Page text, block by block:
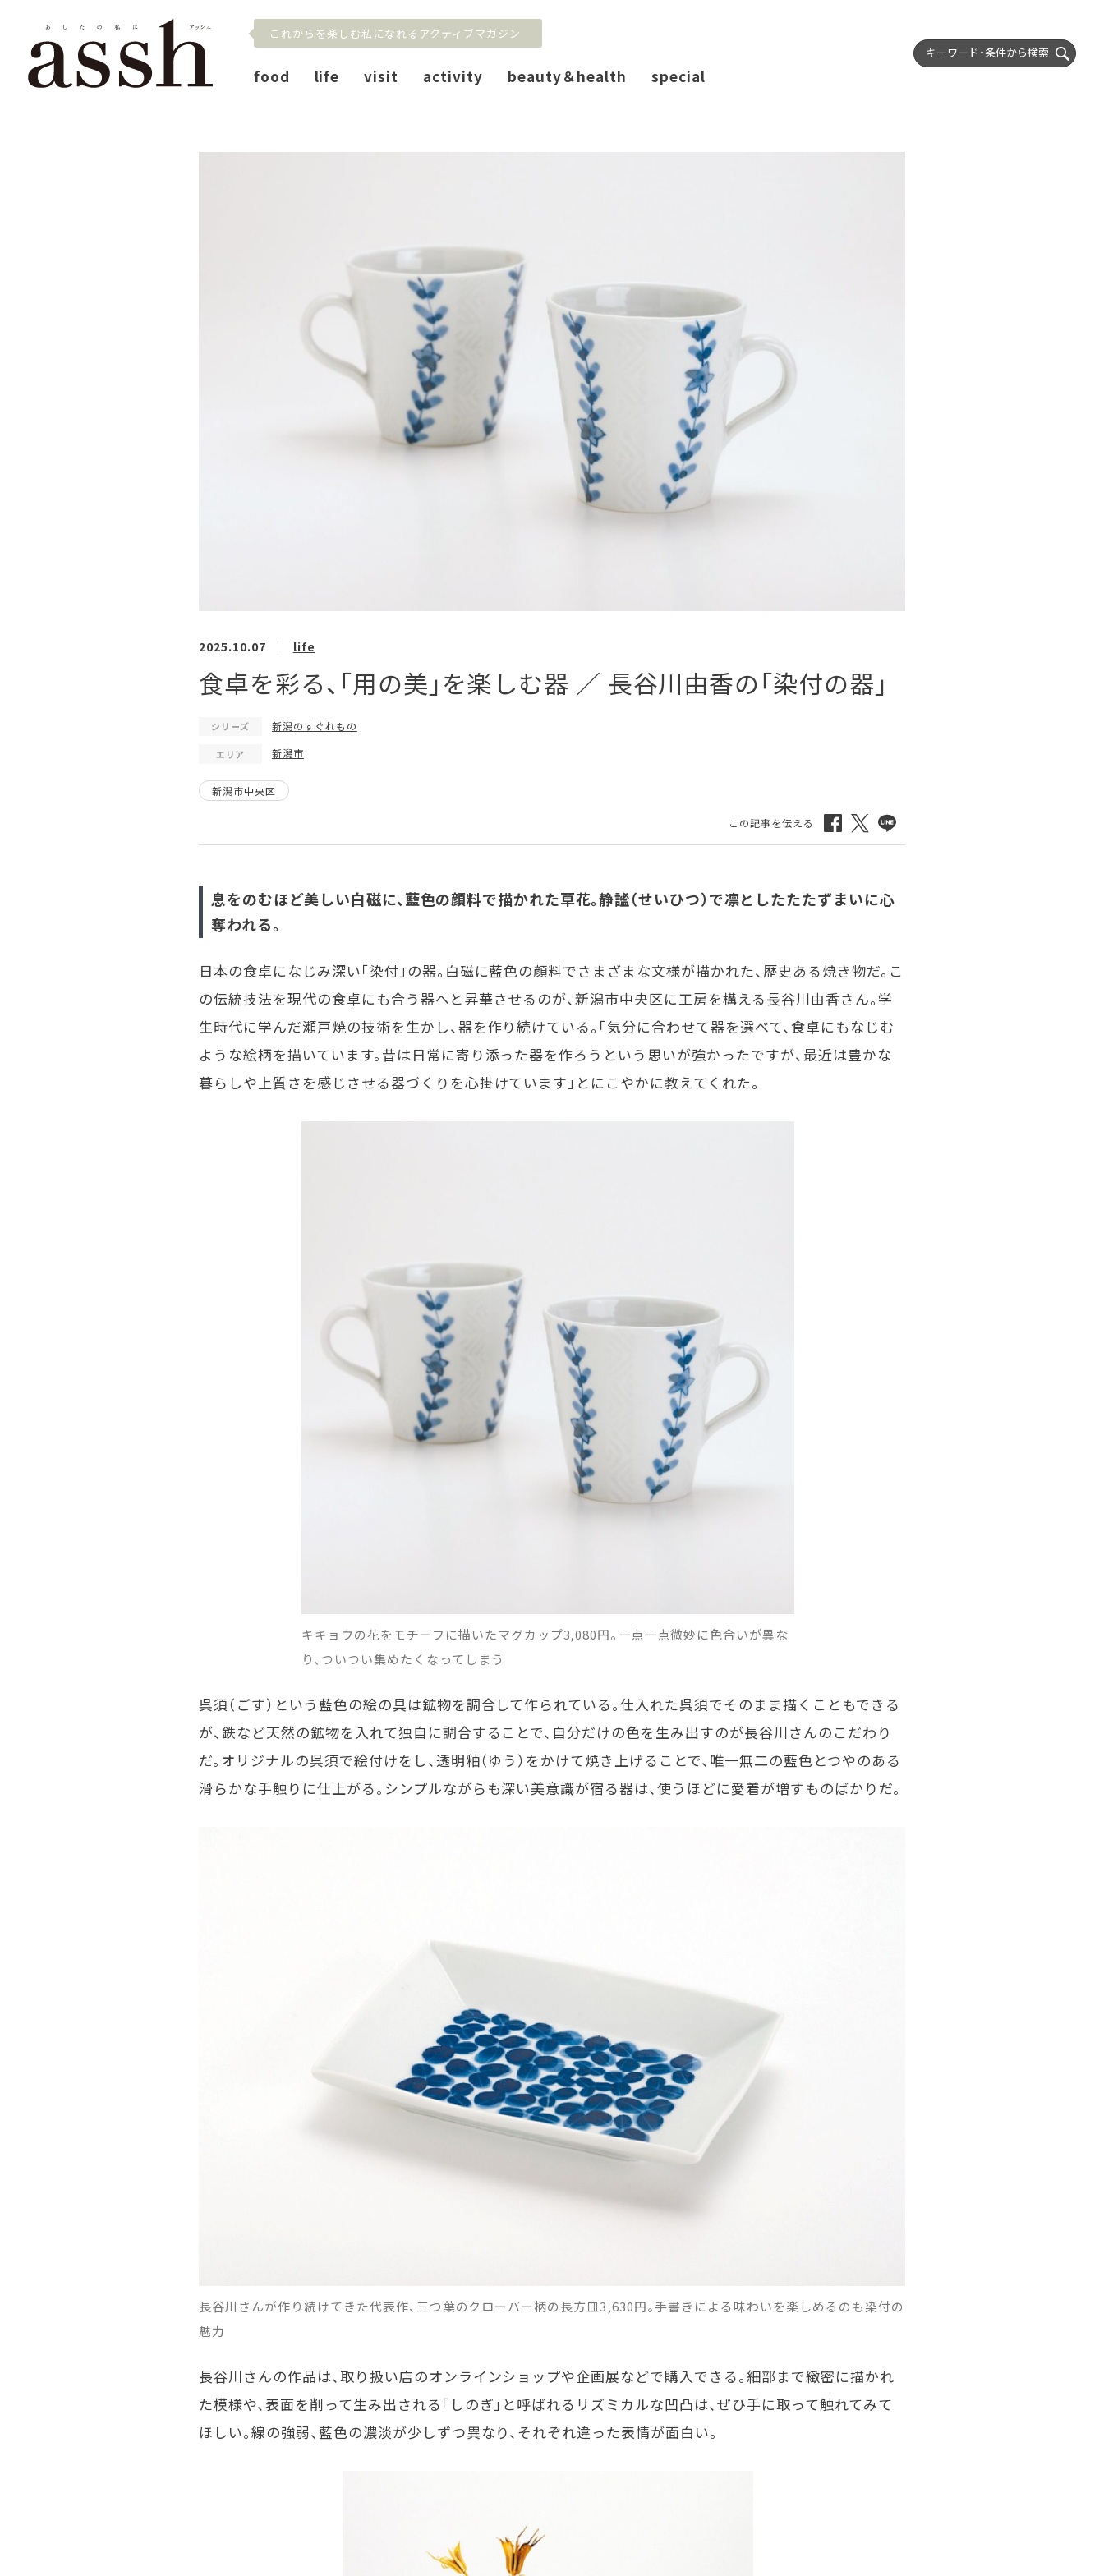
これからを楽しむ私になれるアクティブマガジン
food life visit activity beauty＆health special
キーワード・条件から検索
2025.10.07 life
食卓を彩る、「用の美」を楽しむ器 ／ 長谷川由香の「染付の器」
シリーズ 新潟のすぐれもの
エリア 新潟市
新潟市中央区
息をのむほど美しい白磁に、藍色の顔料で描かれた草花。静謐（せいひつ）で凛としたたたずまいに心
奪われる。
日本の食卓になじみ深い「染付」の器。白磁に藍色の顔料でさまざまな文様が描かれた、歴史ある焼き物だ。こ
の伝統技法を現代の食卓にも合う器へと昇華させるのが、新潟市中央区に工房を構える長谷川由香さん。学
生時代に学んだ瀬戸焼の技術を生かし、器を作り続けている。「気分に合わせて器を選べて、食卓にもなじむ
ような絵柄を描いています。昔は日常に寄り添った器を作ろうという思いが強かったですが、最近は豊かな
暮らしや上質さを感じさせる器づくりを心掛けています」とにこやかに教えてくれた。
キキョウの花をモチーフに描いたマグカップ3,080円。一点一点微妙に色合いが異な
り、ついつい集めたくなってしまう
呉須（ごす）という藍色の絵の具は鉱物を調合して作られている。仕入れた呉須でそのまま描くこともできる
が、鉄など天然の鉱物を入れて独自に調合することで、自分だけの色を生み出すのが長谷川さんのこだわり
だ。オリジナルの呉須で絵付けをし、透明釉（ゆう）をかけて焼き上げることで、唯一無二の藍色とつやのある
滑らかな手触りに仕上がる。シンプルながらも深い美意識が宿る器は、使うほどに愛着が増すものばかりだ。
長谷川さんが作り続けてきた代表作、三つ葉のクローバー柄の長方皿3,630円。手書きによる味わいを楽しめるのも染付の
魅力
長谷川さんの作品は、取り扱い店のオンラインショップや企画展などで購入できる。細部まで緻密に描かれ
た模様や、表面を削って生み出される「しのぎ」と呼ばれるリズミカルな凹凸は、ぜひ手に取って触れてみて
ほしい。線の強弱、藍色の濃淡が少しずつ異なり、それぞれ違った表情が面白い。